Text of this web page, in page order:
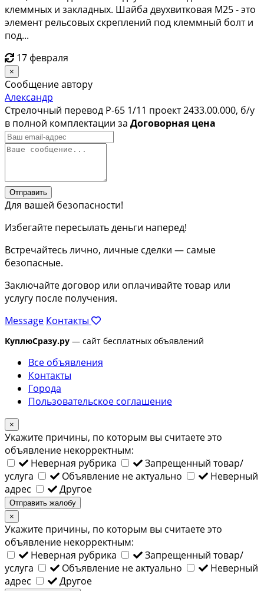
клеммных и закладных. Шайба двухвитковая М25 - это
элемент рельсовых скреплений под клеммный болт и
под...
17 февраля
×
Сообщение автору
Александр
Стрелочный перевод Р-65 1/11 проект 2433.00.000, б/у
в полной комплектации за Договорная цена
Отправить
Для вашей безопасности!
Избегайте пересылать деньги наперед!
Встречайтесь лично, личные сделки — самые
безопасные.
Заключайте договор или оплачивайте товар или
услугу после получения.
Message Контакты
КуплюСразу.ру — сайт бесплатных объявлений
Все объявления
Контакты
Города
Пользовательское соглашение
×
Укажите причины, по которым вы считаете это
объявление некорректным:
Неверная рубрика
Запрещенный товар/
услуга
Объявление не актуально
Неверный
адрес
Другое
Отправить жалобу
×
Укажите причины, по которым вы считаете это
объявление некорректным:
Неверная рубрика
Запрещенный товар/
услуга
Объявление не актуально
Неверный
адрес
Другое